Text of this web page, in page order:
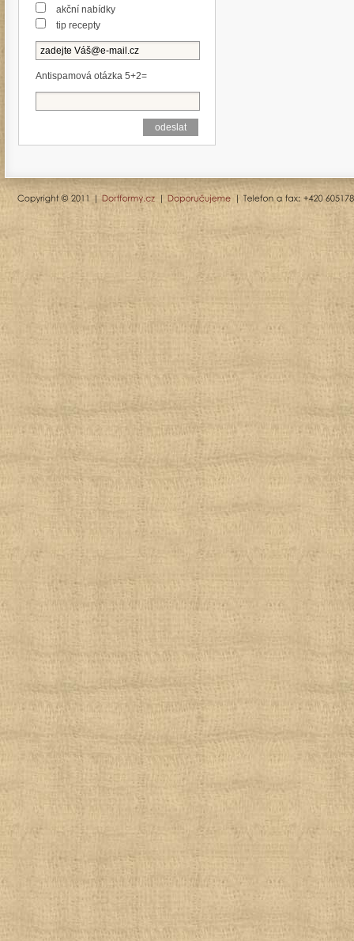
akční nabídky
tip recepty
Antispamová otázka 5+2=